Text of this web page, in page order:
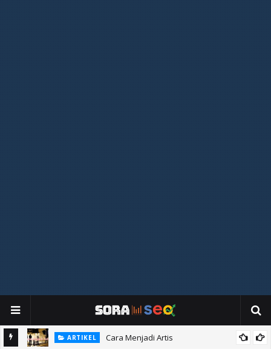
ARTIKEL Cara Menjadi Artis